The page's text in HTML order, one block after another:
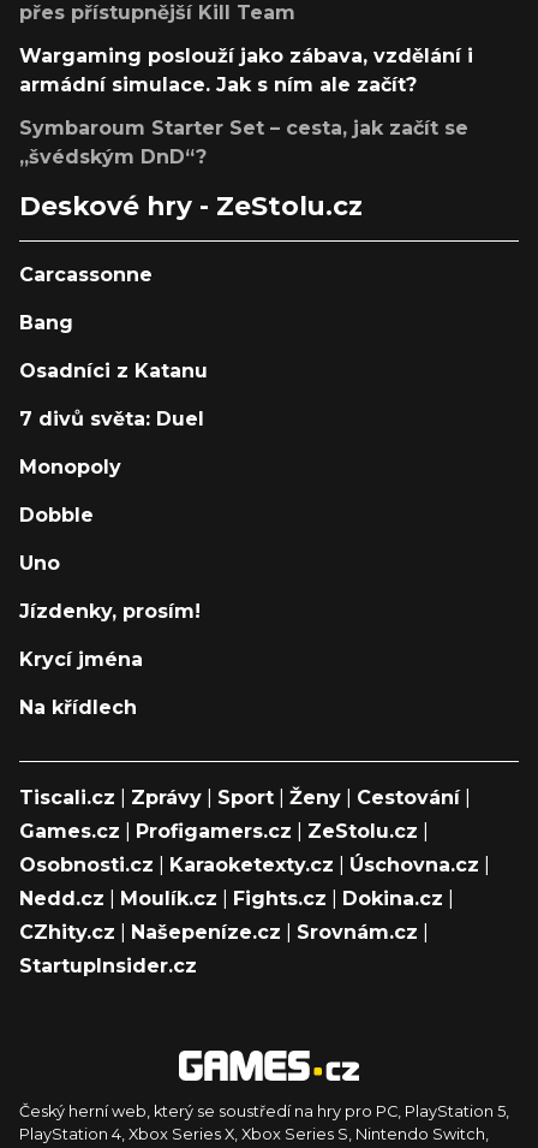
přes přístupnější Kill Team
Wargaming poslouží jako zábava, vzdělání i
armádní simulace. Jak s ním ale začít?
Symbaroum Starter Set – cesta, jak začít se
„švédským DnD“?
Deskové hry - ZeStolu.cz
Carcassonne
Bang
Osadníci z Katanu
7 divů světa: Duel
Monopoly
Dobble
Uno
Jízdenky, prosím!
Krycí jména
Na křídlech
Tiscali.cz Zprávy Sport Ženy Cestování|
Games.cz
Profigamers.cz ZeStolu.cz
Osobnosti.cz
Karaoketexty.cz Úschovna.cz
Nedd.cz
Moulík.cz Fights.cz Dokina.cz
CZhity.cz
Našepeníze.cz Srovnám.cz
StartupInsider.cz
Český herní web, který se soustředí na hry pro PC, PlayStation 5,
PlayStation 4, Xbox Series X, Xbox Series S, Nintendo Switch,